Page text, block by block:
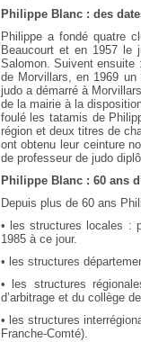
Philippe Blanc : des
Philippe a fondé quatre
Beaucourt et en 1957 le
Salomon. Suivent ensuite
de Morvillars, en 1969
judo a démarré à
de la mairie à la
foulé les tatamis de
région et deux titres de
ont obtenu leur ceinture
de professeur de judo
Philippe Blanc : 60 ans
Depuis plus de 60 ans
• les structures locales :
1985 à ce jour.
• les structures
• les structures
d’arbitrage et du collège
• les structures
Franche-Comté).